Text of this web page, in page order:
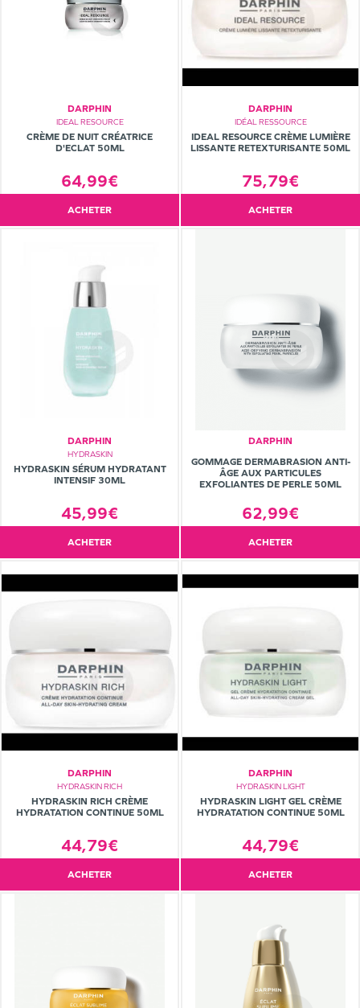
DARPHIN
IDEAL RESOURCE
CRÈME DE NUIT CRÉATRICE
D'ECLAT 50ML
64,99€
ACHETER
DARPHIN
IDÉAL RESSOURCE
IDEAL RESOURCE CRÈME LUMIÈRE
LISSANTE RETEXTURISANTE 50ML
75,79€
ACHETER
DARPHIN
HYDRASKIN
HYDRASKIN SÉRUM HYDRATANT
INTENSIF 30ML
45,99€
ACHETER
DARPHIN
GOMMAGE DERMABRASION ANTI-
ÂGE AUX PARTICULES
EXFOLIANTES DE PERLE 50ML
62,99€
ACHETER
DARPHIN
HYDRASKIN RICH
HYDRASKIN RICH CRÈME
HYDRATATION CONTINUE 50ML
44,79€
ACHETER
DARPHIN
HYDRASKIN LIGHT
HYDRASKIN LIGHT GEL CRÈME
HYDRATATION CONTINUE 50ML
44,79€
ACHETER